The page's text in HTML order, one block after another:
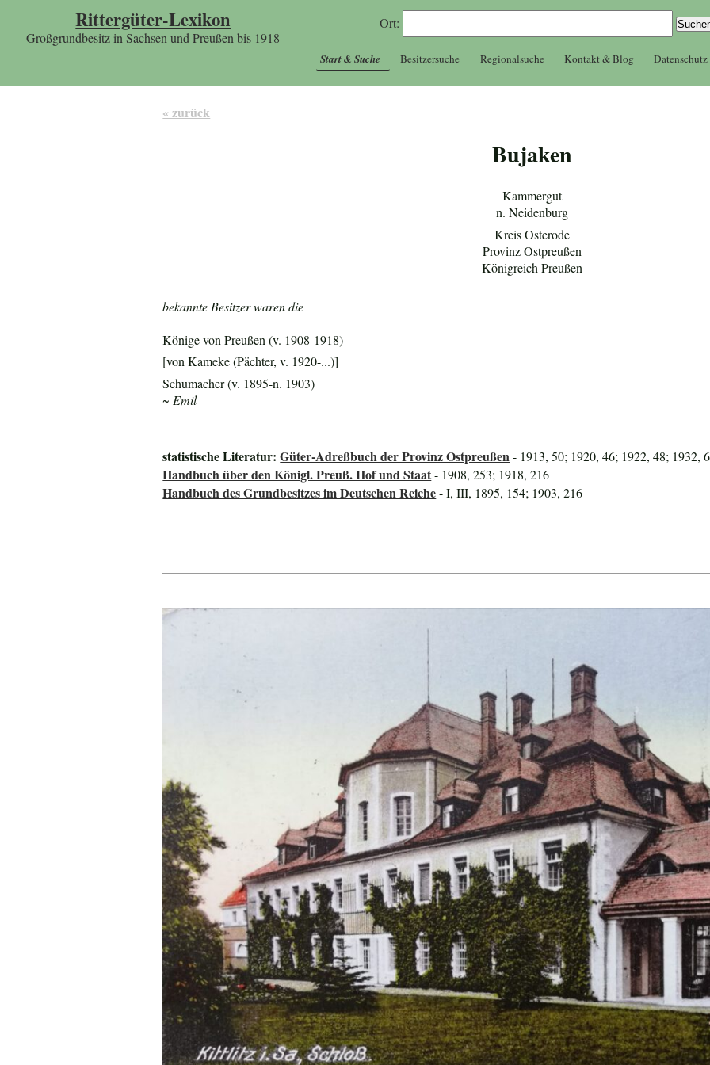
Rittergüter-Lexikon
Großgrundbesitz in Sachsen und Preußen bis 1918
Ort:
Start & Suche Besitzersuche Regionalsuche Kontakt & Blog Datenschutz
« zurück
Bujaken
Kammergut
n. Neidenburg
Kreis Osterode
Provinz Ostpreußen
Königreich Preußen
bekannte Besitzer waren die
Könige von Preußen (v. 1908-1918)
[von Kameke (Pächter, v. 1920-...)]
Schumacher (v. 1895-n. 1903)
~ Emil
statistische Literatur:Güter-Adreßbuch der Provinz Ostpreußen - 1913, 50; 1920, 46; 1922, 48; 1932,
Handbuch über den Königl. Preuß. Hof und Staat- 1908, 253; 1918, 216
Handbuch des Grundbesitzes im Deutschen Reiche- I, III, 1895, 154; 1903, 216